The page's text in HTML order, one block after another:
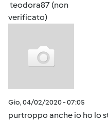
teodora87 (non
verificato)
Gio, 04/02/2020 - 07:05
purtroppo anche io ho lo